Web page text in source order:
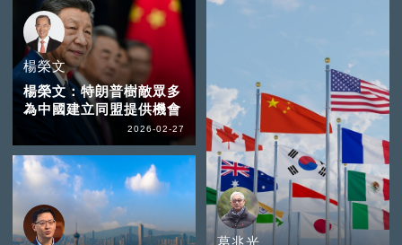
楊榮文
楊榮文：特朗普樹敵眾多
為中國建立同盟提供機會
2026-02-27